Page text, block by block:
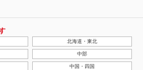
北海道・東北
中部
中国・四国